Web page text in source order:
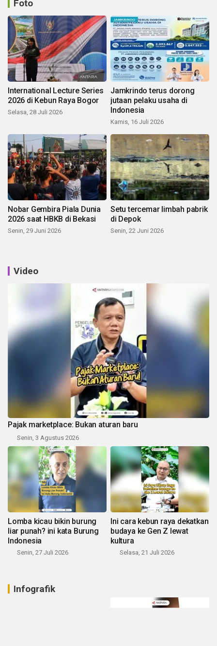
Foto
International Lecture Series
2026 di Kebun Raya Bogor
Selasa, 28 Juli 2026
Jamkrindo terus dorong
jutaan pelaku usaha di
Indonesia
Kamis, 16 Juli 2026
Nobar Gembira Piala Dunia
2026 saat HBKB di Bekasi
Senin, 29 Juni 2026
Setu tercemar limbah pabrik
di Depok
Senin, 22 Juni 2026
Video
Pajak marketplace: Bukan aturan baru
Senin, 3 Agustus 2026
Lomba kicau bikin burung
liar punah? ini kata Burung
Indonesia
Senin, 27 Juli 2026
Ini cara kebun raya dekatkan
budaya ke Gen Z lewat
kultura
Selasa, 21 Juli 2026
Infografik